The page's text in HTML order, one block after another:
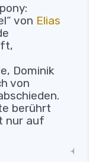
von Elias
Dominik
von
berührt
nur auf